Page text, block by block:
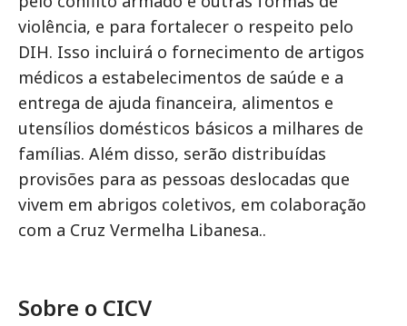
violência, e para fortalecer o respeito pelo
DIH. Isso incluirá o fornecimento de artigos
médicos a estabelecimentos de saúde e a
entrega de ajuda financeira, alimentos e
utensílios domésticos básicos a milhares de
famílias. Além disso, serão distribuídas
provisões para as pessoas deslocadas que
vivem em abrigos coletivos, em colaboração
com a Cruz Vermelha Libanesa..
Sobre o CICV